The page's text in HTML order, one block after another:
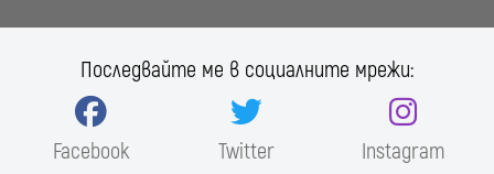
Последвайте ме в социалните мрежи:
Facebook Twitter Instagram